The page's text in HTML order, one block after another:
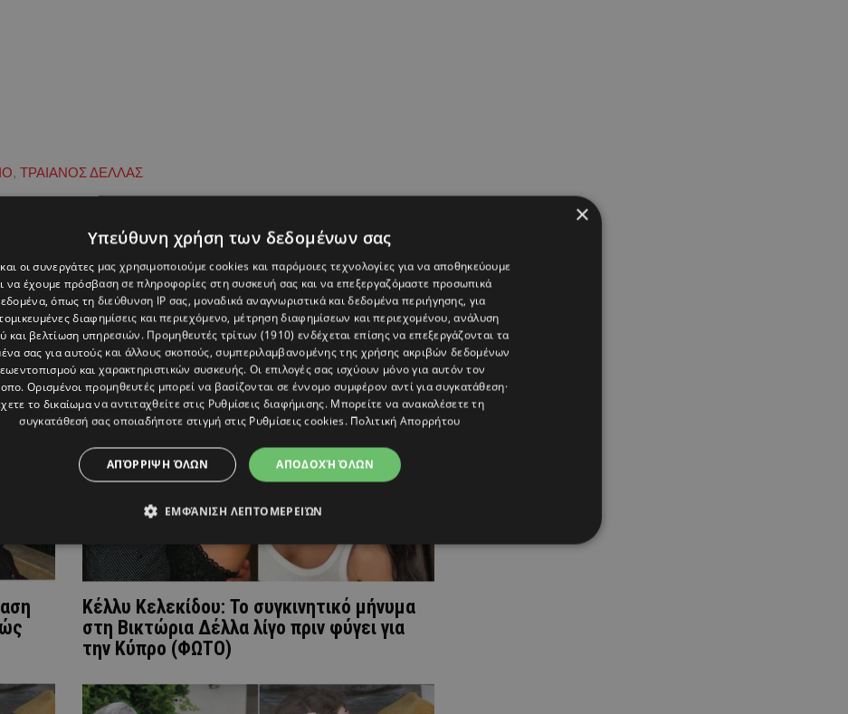
, ΤΡΑΙΑΝΟΣ ΔΕΛΛΑΣ
Κέλλυ Κελεκίδου: Το συγκινητικό μήνυμα
στη Βικτώρια Δέλλα λίγο πριν φύγει για
την Κύπρο (ΦΩΤΟ)
×
Υπεύθυνη χρήση των δεδομένων σας
και οι συνεργάτες μας χρησιμοποιούμε cookies και παρόμοιες τεχνολογίες για να αποθηκεύουμε
να έχουμε πρόσβαση σε πληροφορίες στη συσκευή σας και να επεξεργαζόμαστε προσωπικά
όπως τη διεύθυνση IP σας, μοναδικά αναγνωριστικά και δεδομένα περιήγησης, για
διαφημίσεις και περιεχόμενο, μέτρηση διαφημίσεων και περιεχομένου, ανάλυση
και βελτίωση υπηρεσιών. Προμηθευτές τρίτων (1910) ενδέχεται επίσης να επεξεργάζονται τα
σας για αυτούς και άλλους σκοπούς, συμπεριλαμβανομένης της χρήσης ακριβών δεδομένων
και χαρακτηριστικών συσκευής. Οι επιλογές σας ισχύουν μόνο για αυτόν τον
Ορισμένοι προμηθευτές μπορεί να βασίζονται σε έννομο συμφέρον αντί για συγκατάθεση·
το δικαίωμα να αντιταχθείτε στις Ρυθμίσεις διαφήμισης. Μπορείτε να ανακαλέσετε τη
συγκατάθεσή σας οποιαδήποτε στιγμή στις Ρυθμίσεις cookies. Πολιτική Απορρήτου
ΑΠΟΔΟΧΉ ΌΛΩΝ
ΑΠΌΡΡΙΨΗ ΌΛΩΝ
ΕΜΦΆΝΙΣΗ ΛΕΠΤΟΜΕΡΕΙΏΝ